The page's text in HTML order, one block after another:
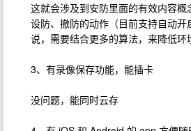
这就会涉及到安防里面的有效内容
设防、撤防的动作（目前支持自动
说，需要结合更多的算法，来降低环
3、有录像保存功能，能插卡
没问题，能同时云存